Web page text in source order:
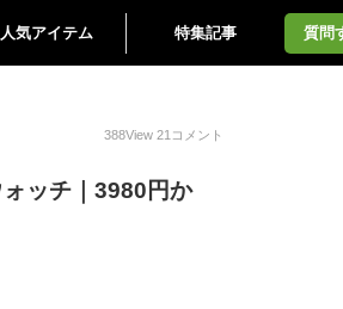
人気アイテム 特集記事 質問
388View 21 コメント
ッチ｜3980円か